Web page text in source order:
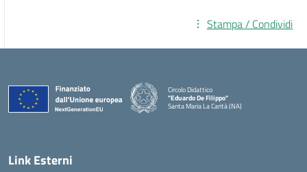
Stampa / Condividi
Circolo Didattico
"Eduardo De Filippo"
Santa Maria La Carità (NA)
Link Esterni